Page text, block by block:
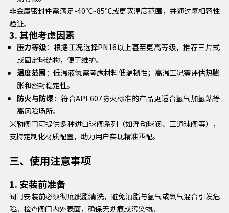
非金属密封件需满足-40℃~85℃或更宽温度范围，并通过氢相容性
验证。
3. 其他考虑因素
压力等级：根据工况选择PN16以上甚至更高等级，推荐三片式
或固定球结构，便于维护。
温度范围：低温液氢需考虑材料低温韧性；高温工况需评估热膨
胀和密封稳定性。
防火与防爆：符合API 607防火标准的产品更适合氢气加氢站等
高风险场所。
米勒阀门可提供多种进口球阀系列（如浮动球阀、三通球阀等），
支持定制化材质配置，助力用户实现精准匹配。
三、使用注意事项
1. 安装前准备
阀门安装前必须彻底脱脂清洗，避免油脂与氢气或氧气混合引发危
险。检查阀门内外表面，确保无划痕或污染物。